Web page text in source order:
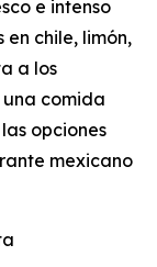
e intenso
chile, limón,
a los
comida
opciones
mexicano